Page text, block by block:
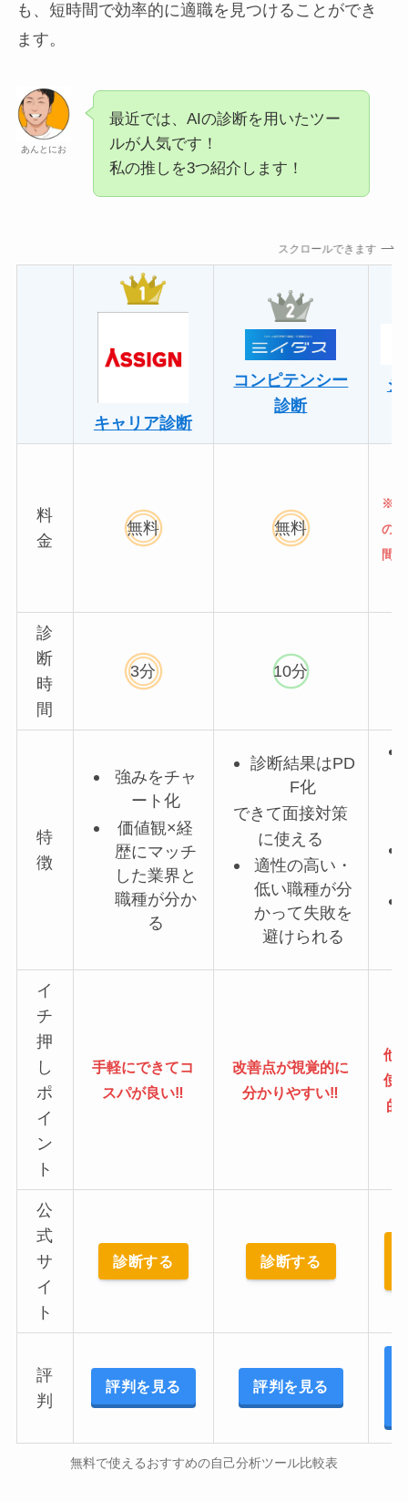
も、短時間で効率的に適職を見つけることができ
ます。
あんとにお
最近では、AIの診断を用いたツー
ルが人気です！
私の推しを3つ紹介します！
スクロールできます
キャリア診断
コンピテンシー
診断
シ
料
金
無料 無料
※初
の
間
診
断
時
間
3分 10分
特
徴
強みをチャ
ート化
価値観×経
歴にマッチ
した業界と
職種が分か
る
診断結果はPD
F化
できて面接対策
に使える
適性の高い・
低い職種が分
かって失敗を
避けられる
イ
チ
押
し
ポ
イ
ン
ト
手軽にできてコ
スパが良い‼
改善点が視覚的に
分かりやすい‼
他
使
的
公
式
サ
イ
ト
診断する 診断する
評
判
評判を見る 評判を見る
無料で使えるおすすめの自己分析ツール比較表